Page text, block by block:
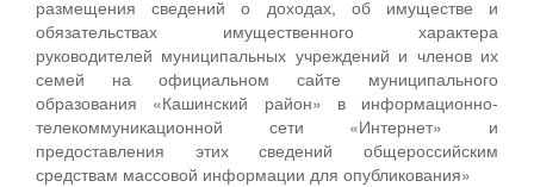
размещения сведений о доходах, об имуществе и
обязательствах имущественного характера
руководителей муниципальных учреждений и членов их
семей на официальном сайте муниципального
образования «Кашинский район» в информационно-
телекоммуникационной сети «Интернет» и
предоставления этих сведений общероссийским
средствам массовой информации для опубликования»